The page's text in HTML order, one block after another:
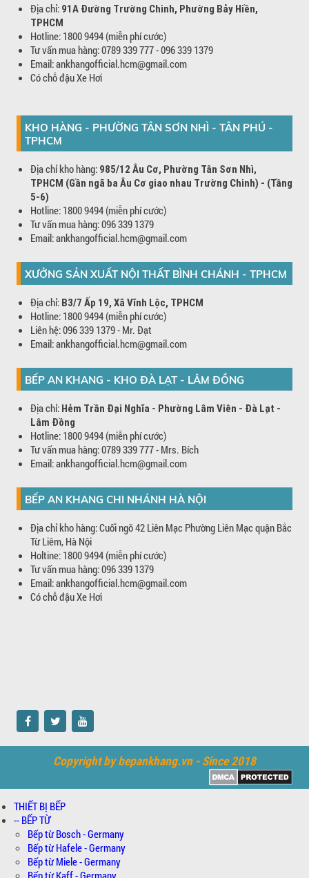
Địa chỉ: 91A Đường Trường Chinh, Phường Bảy Hiền,
TPHCM
Hotline: 1800 9494 (miễn phí cước)
Tư vấn mua hàng: 0789 339 777 - 096 339 1379
Email: ankhangofficial.hcm@gmail.com
Có chỗ đậu Xe Hơi
KHO HÀNG - PHƯỜNG TÂN SƠN NHÌ - TÂN PHÚ -
TPHCM
Địa chỉ kho hàng: 985/12 Âu Cơ, Phường Tân Sơn Nhì,
TPHCM (Gần ngã ba Âu Cơ giao nhau Trường Chinh) - (Tầng
5-6)
Hotline: 1800 9494 (miễn phí cước)
Tư vấn mua hàng: 096 339 1379
Email: ankhangofficial.hcm@gmail.com
XƯỞNG SẢN XUẤT NỘI THẤT BÌNH CHÁNH - TPHCM
Địa chỉ: B3/7 Ấp 19, Xã Vĩnh Lộc, TPHCM
Hotline: 1800 9494 (miễn phí cước)
Liên hệ: 096 339 1379 - Mr. Đạt
Email: ankhangofficial.hcm@gmail.com
BẾP AN KHANG - KHO ĐÀ LẠT - LÂM ĐỒNG
Địa chỉ: Hẻm Trần Đại Nghĩa - Phường Lâm Viên - Đà Lạt -
Lâm Đồng
Hotline: 1800 9494 (miễn phí cước)
Tư vấn mua hàng: 0789 339 777 - Mrs. Bích
Email: ankhangofficial.hcm@gmail.com
BẾP AN KHANG CHI NHÁNH HÀ NỘI
Địa chỉ kho hàng: Cuối ngõ 42 Liên Mạc Phường Liên Mạc quận Bắc
Từ Liêm, Hà Nội
Holtine: 1800 9494 (miễn phí cước)
Tư vấn mua hàng: 096 339 1379
Email: ankhangofficial.hcm@gmail.com
Có chỗ đậu Xe Hơi
Copyright by bepankhang.vn - Since 2018
THIẾT BỊ BẾP
-- BẾP TỪ
Bếp từ Bosch - Germany
Bếp từ Hafele - Germany
Bếp từ Miele - Germany
Bếp từ Kaff - Germany